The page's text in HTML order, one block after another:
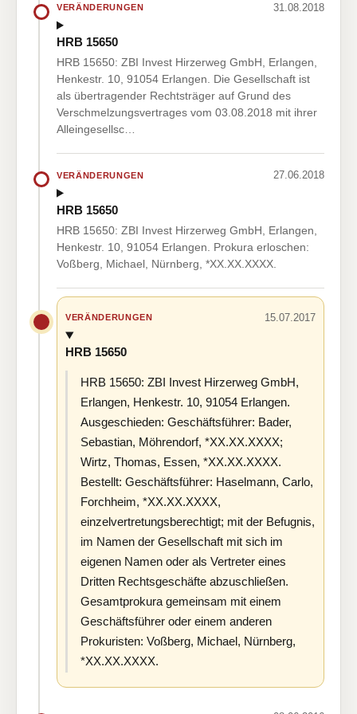
VERÄNDERUNGEN 31.08.2018
HRB 15650
HRB 15650: ZBI Invest Hirzerweg GmbH, Erlangen,
Henkestr. 10, 91054 Erlangen. Die Gesellschaft ist
als übertragender Rechtsträger auf Grund des
Verschmelzungsvertrages vom 03.08.2018 mit ihrer
Alleingesellsc…
VERÄNDERUNGEN 27.06.2018
HRB 15650
HRB 15650: ZBI Invest Hirzerweg GmbH, Erlangen,
Henkestr. 10, 91054 Erlangen. Prokura erloschen:
Voßberg, Michael, Nürnberg, *XX.XX.XXXX.
VERÄNDERUNGEN 15.07.2017
HRB 15650
HRB 15650: ZBI Invest Hirzerweg GmbH,
Erlangen, Henkestr. 10, 91054 Erlangen.
Ausgeschieden: Geschäftsführer: Bader,
Sebastian, Möhrendorf, *XX.XX.XXXX;
Wirtz, Thomas, Essen, *XX.XX.XXXX.
Bestellt: Geschäftsführer: Haselmann, Carlo,
Forchheim, *XX.XX.XXXX,
einzelvertretungsberechtigt; mit der Befugnis,
im Namen der Gesellschaft mit sich im
eigenen Namen oder als Vertreter eines
Dritten Rechtsgeschäfte abzuschließen.
Gesamtprokura gemeinsam mit einem
Geschäftsführer oder einem anderen
Prokuristen: Voßberg, Michael, Nürnberg,
*XX.XX.XXXX.